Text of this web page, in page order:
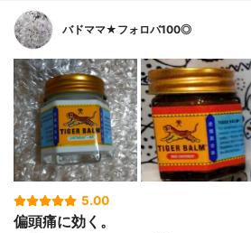
バドママ★フォロバ100◎
5.00
偏頭痛に効く。